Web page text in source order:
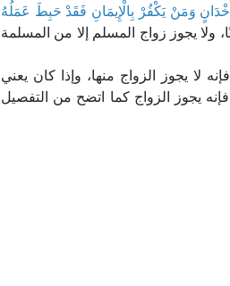
وَمَنْ يَكْفُرْ بِالْإِيمَانِ فَقَدْ حَبِطَ عَمَلُهُ
دينًا، ولا يجوز زواج المسلم إلا من المسلمة
لا يجوز الزواج منها، وإذا كان يعني
يجوز الزواج كما اتضح من التفصيل